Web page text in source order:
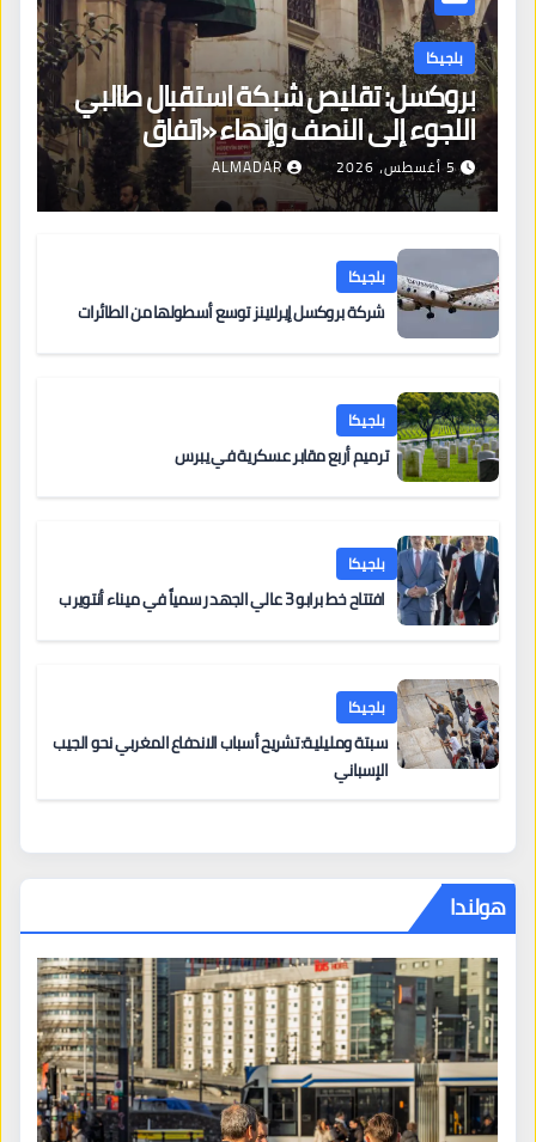
بلجيكا
بروكسل: تقليص شبكة استقبال طالبي
اللجوء إلى النصف وإنهاء «اتفاق
بروكسل»
5 أغسطس، 2026 ALMADAR
بلجيكا
شركة بروكسل إيرلاينز توسع أسطولها من الطائرات
بلجيكا
ترميم أربع مقابر عسكرية في يبرس
بلجيكا
افتتاح خط برابو 3 عالي الجهد رسمياً في ميناء أنتويرب
بلجيكا
سبتة ومليلية: تشريح أسباب الاندفاع المغربي نحو الجيب
الإسباني
هولندا